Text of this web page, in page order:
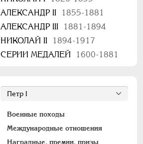
АЛЕКСАНДР II
1855-1881
АЛЕКСАНДР III
1881-1894
НИКОЛАЙ II
1894-1917
СЕРИИ МЕДАЛЕЙ
1600-1881
Военные походы
Международные отношения
Наградные, премии, призы